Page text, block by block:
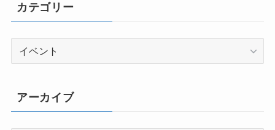
カテゴリー
リ
ー
アーカイブ